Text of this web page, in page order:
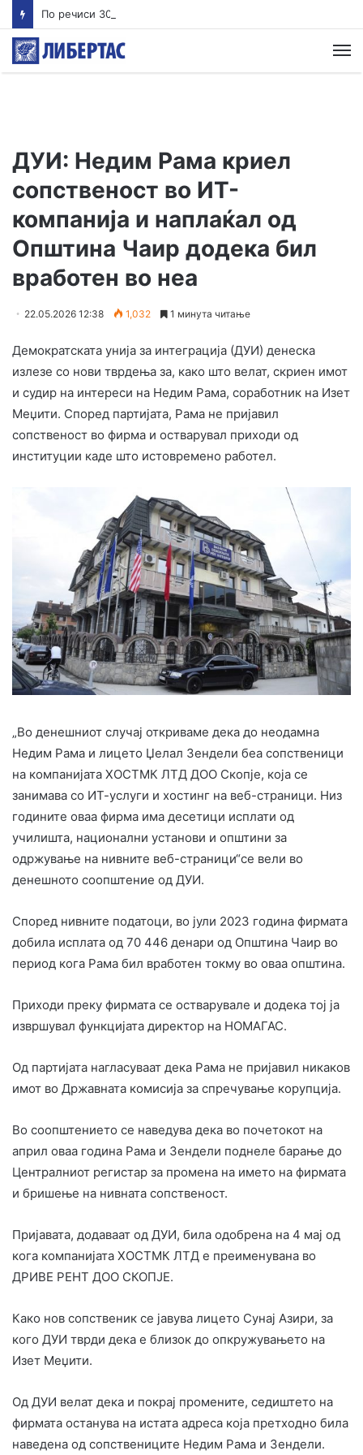
ДУИ: Недим Рама криел
сопственост во ИТ-
компанија и наплаќал од
Општина Чаир додека бил
вработен во неа
22.05.2026 12:38 1,032 1 минута читање
Демократската унија за интеграција (ДУИ) денеска
излезе со нови тврдења за, како што велат, скриен имот
и судир на интереси на Недим Рама, соработник на Изет
Меџити. Според партијата, Рама не пријавил
сопственост во фирма и остварувал приходи од
институции каде што истовремено работел.
„Во денешниот случај откриваме дека до неодамна
Недим Рама и лицето Џелал Зендели беа сопственици
на компанијата ХОСТМК ЛТД ДОО Скопје, која се
занимава со ИТ-услуги и хостинг на веб-страници. Низ
годините оваа фирма има десетици исплати од
училишта, национални установи и општини за
одржување на нивните веб-страници“се вели во
денешното соопштение од ДУИ.
Според нивните податоци, во јули 2023 година фирмата
добила исплата од 70 446 денари од Општина Чаир во
период кога Рама бил вработен токму во оваа општина.
Приходи преку фирмата се остварувале и додека тој ја
извршувал функцијата директор на НОМАГАС.
Од партијата нагласуваат дека Рама не пријавил никаков
имот во Државната комисија за спречување корупција.
Во соопштението се наведува дека во почетокот на
април оваа година Рама и Зендели поднеле барање до
Централниот регистар за промена на името на фирмата
и бришење на нивната сопственост.
Пријавата, додаваат од ДУИ, била одобрена на 4 мај од
кога компанијата ХОСТМК ЛТД е преименувана во
ДРИВЕ РЕНТ ДОО СКОПЈЕ.
Како нов сопственик се јавува лицето Сунај Азири, за
кого ДУИ тврди дека е близок до опкружувањето на
Изет Меџити.
Од ДУИ велат дека и покрај промените, седиштето на
фирмата останува на истата адреса која претходно била
наведена од сопствениците Недим Рама и Зендели.